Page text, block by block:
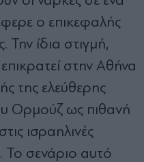
o επικεφαλής
Την ίδια στιγμή,
στην Αθήνα
της ελεύθερης
Ορμούζ ως πιθανή
ισραηλινές
Το σενάριο αυτό